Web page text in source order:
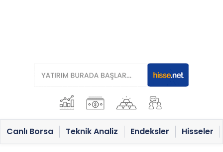
Canlı Borsa Teknik Analiz Endeksler Hisseler